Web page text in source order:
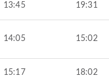
13:45 19:31
14:05 15:02
15:17 18:02